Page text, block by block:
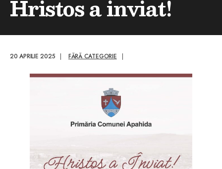
Hristos a inviat!
20 APRILIE 2025 | FĂRĂ CATEGORIE |